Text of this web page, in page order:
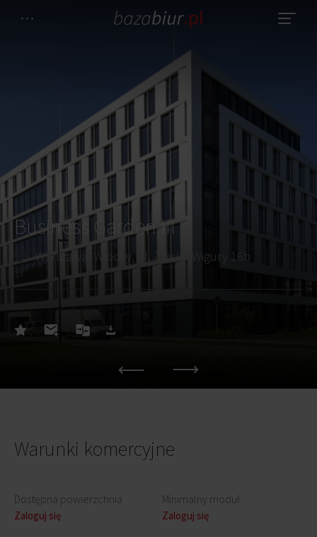
Business Garden III
Warszawa, Włochy, ul. Żwirki i Wigury 16b
Warunki komercyjne
Dostępna powierzchnia
Zaloguj się
Minimalny moduł
Zaloguj się